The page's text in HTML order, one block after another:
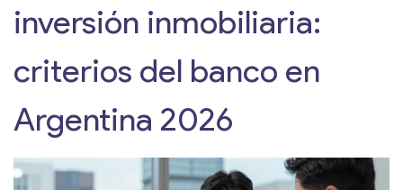
inversión inmobiliaria:
criterios del banco en
Argentina 2026